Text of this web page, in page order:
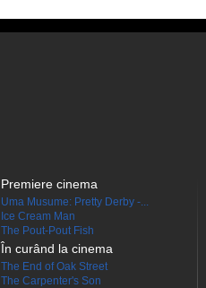
Premiere cinema
Uma Musume: Pretty Derby -...
Ice Cream Man
The Pout-Pout Fish
În curând la cinema
The End of Oak Street
The Carpenter's Son